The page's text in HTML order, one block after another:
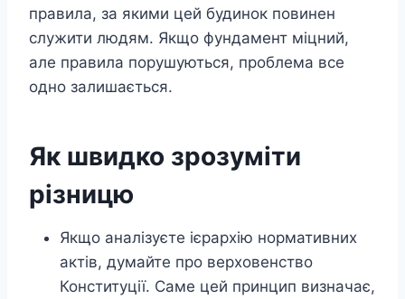
правила, за якими цей будинок повинен
служити людям. Якщо фундамент міцний,
але правила порушуються, проблема все
одно залишається.
Як швидко зрозуміти
різницю
Якщо аналізуєте ієрархію нормативних
актів, думайте про верховенство
Конституції. Саме цей принцип визначає,